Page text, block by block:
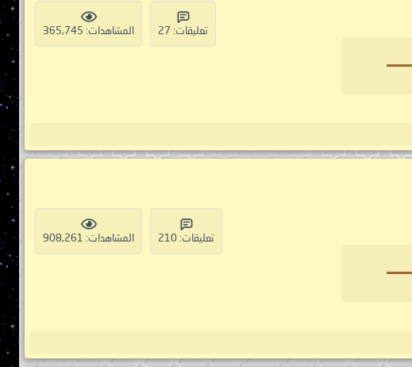
تعليقات: 27 المشاهدات: 365,745
تعليقات: 210 المشاهدات: 908,261